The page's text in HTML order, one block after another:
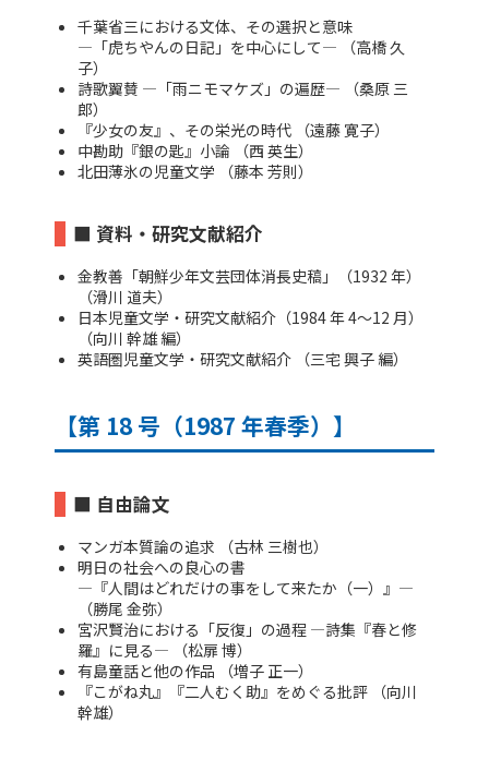
千葉省三における文体、その選択と意味
―「虎ちやんの日記」を中心にして― （高橋 久
子）
詩歌翼賛 ―「雨ニモマケズ」の遍歴― （桑原 三
郎）
『少女の友』、その栄光の時代 （遠藤 寛子）
中勘助『銀の匙』小論 （西 英生）
北田薄氷の児童文学 （藤本 芳則）
■ 資料・研究文献紹介
金教善「朝鮮少年文芸団体消長史稿」（1932 年）
（滑川 道夫）
日本児童文学・研究文献紹介（1984 年 4～12 月）
（向川 幹雄 編）
英語圏児童文学・研究文献紹介 （三宅 興子 編）
【第 18 号（1987 年春季）】
■ 自由論文
マンガ本質論の追求 （古林 三樹也）
明日の社会への良心の書
―『人間はどれだけの事をして来たか（一）』―
（勝尾 金弥）
宮沢賢治における「反復」の過程 ―詩集『春と修
羅』に見る― （松扉 博）
有島童話と他の作品 （増子 正一）
『こがね丸』『二人むく助』をめぐる批評 （向川
幹雄）